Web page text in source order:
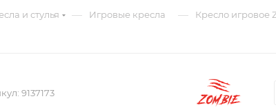
и стулья — Игровые кресла — Кресло игровое
9137173